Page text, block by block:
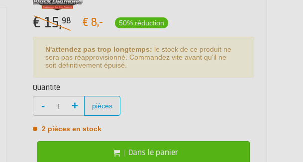
€ 8,-
€15,98 50% réduction
N'attendez pas trop longtemps: le stock de ce produit ne
sera pas réapprovisionné. Commandez vite avant qu'il ne
soit définitivement épuisé.
Quantité
- + pièces
2 pièces en stock
Dans le panier